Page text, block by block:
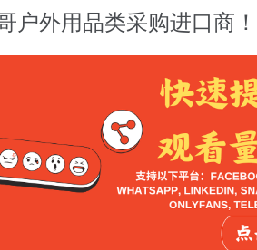
户外用品类采购进口商